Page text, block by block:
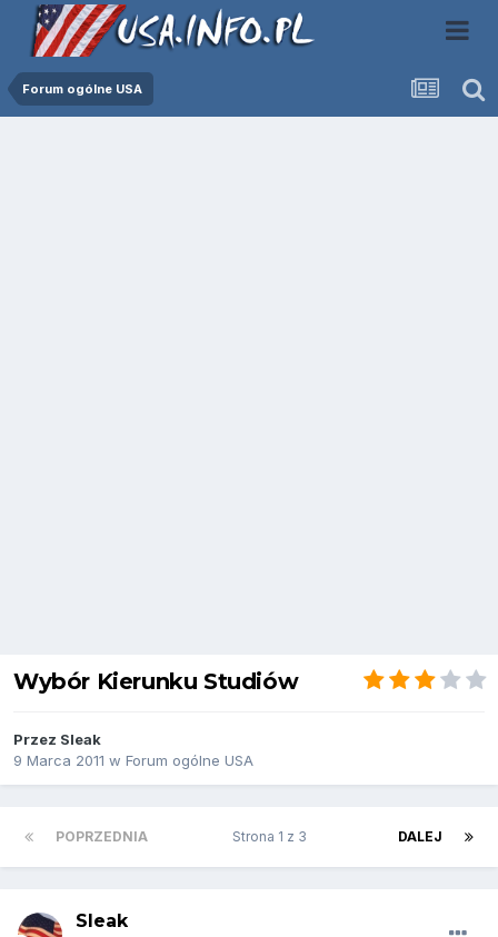
Forum ogólne USA
Wybór Kierunku Studiów
Przez Sleak
9 Marca 2011 w Forum ogólne USA
POPRZEDNIA DALEJ
Strona 1 z 3
Sleak